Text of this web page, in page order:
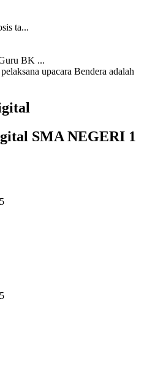
ta...
BK ...
upacara Bendera adalah
SMA NEGERI 1